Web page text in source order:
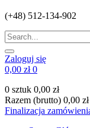
(+48) 512-134-902
Zaloguj się
0,00 zł 0
0 sztuk 0,00 zł
Razem (brutto) 0,00 zł
Finalizacja